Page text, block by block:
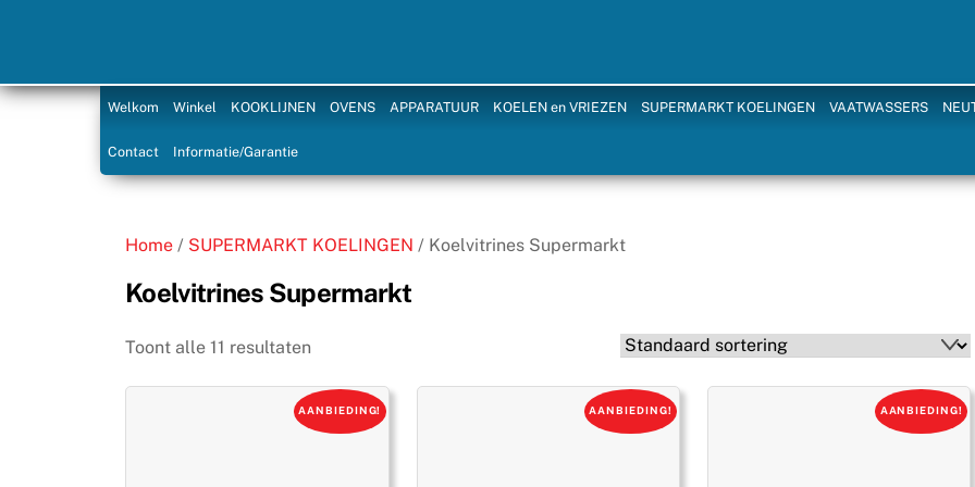
Welkom Winkel KOOKLIJNEN OVENS APPARATUUR KOELEN en VRIEZEN SUPERMARKT KOELINGEN VAATWASSERS
Contact Informatie/Garantie
Home / SUPERMARKT KOELINGEN / Koelvitrines Supermarkt
Koelvitrines Supermarkt
Toont alle 11 resultaten
AANBIEDING! AANBIEDING! AANBIEDING!